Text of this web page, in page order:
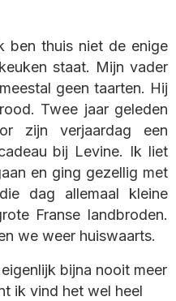
ben thuis niet de enige
staat. Mijn vader
geen taarten. Hij
Twee jaar geleden
zijn verjaardag een
bij Levine. Ik liet
en ging gezellig met
dag allemaal kleine
Franse landbroden.
we weer huiswaarts.
bijna nooit meer
ik vind het wel heel